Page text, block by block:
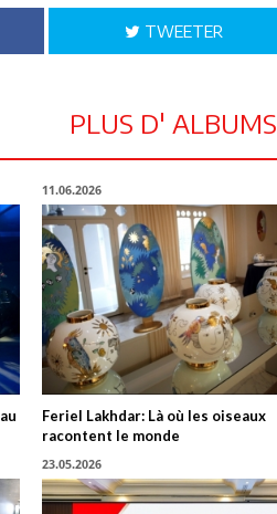
TWEETER
PLUS D' ALBUMS
11.06.2026
Feriel Lakhdar: Là où les oiseaux
racontent le monde
23.05.2026